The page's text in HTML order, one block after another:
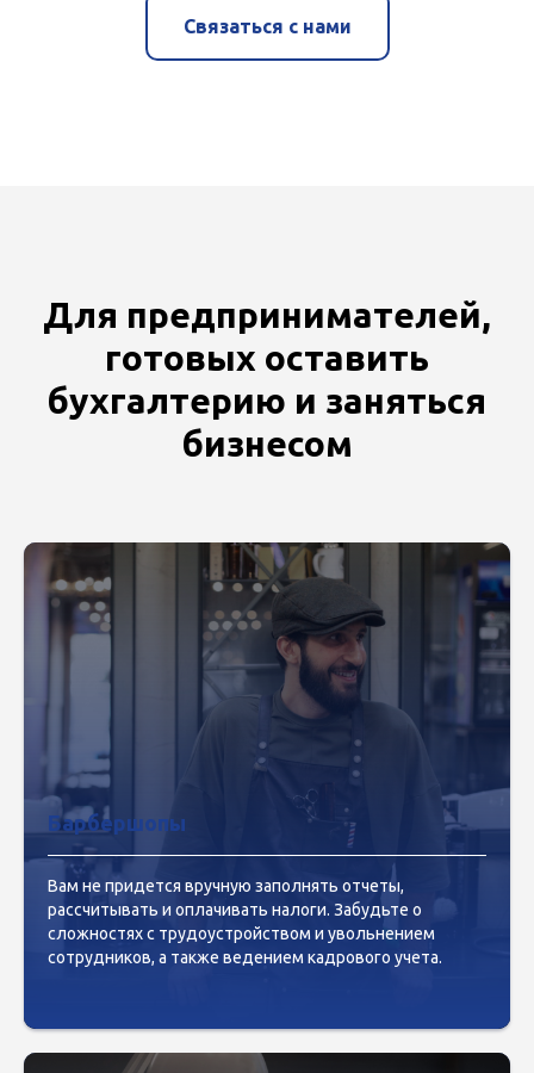
Связаться с нами
Для предпринимателей,
готовых оставить
бухгалтерию и заняться
бизнесом
Барбершопы
Вам не придется вручную заполнять отчеты,
рассчитывать и оплачивать налоги. Забудьте о
сложностях с трудоустройством и увольнением
сотрудников, а также ведением кадрового учета.